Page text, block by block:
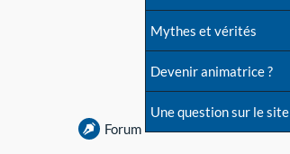
Forum
Mythes et vérités
Devenir animatrice ?
Une question sur le site